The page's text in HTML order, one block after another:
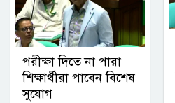
পরীক্ষা দিতে না পারা
শিক্ষার্থীরা পাবেন বিশেষ
সুযোগ